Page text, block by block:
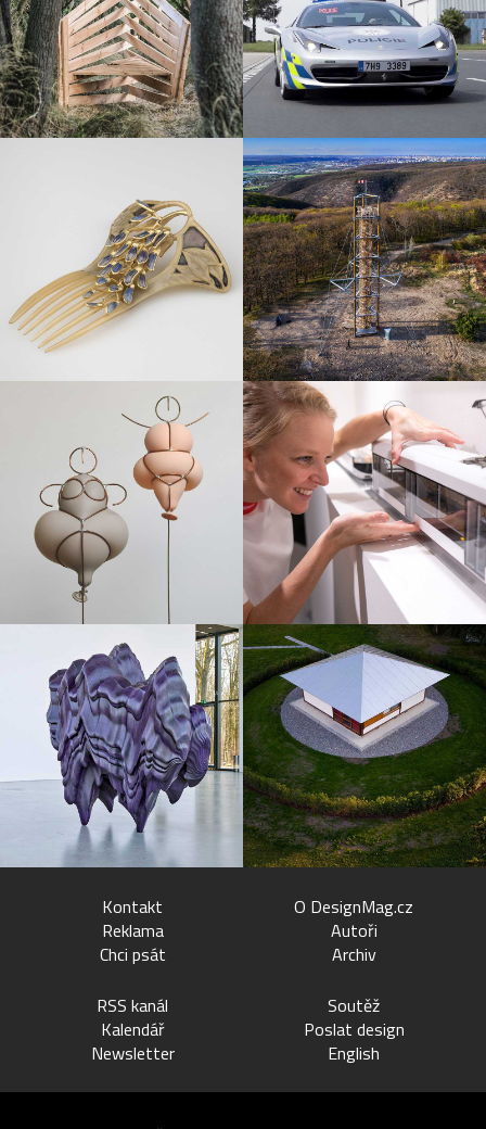
Kontakt
Reklama
Chci psát
O DesignMag.cz
Autoři
Archiv
RSS kanál
Kalendář
Newsletter
Soutěž
Poslat design
English